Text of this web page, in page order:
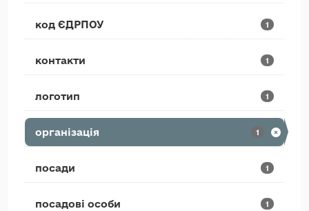
код ЄДРПОУ 1
контакти 1
логотип 1
організація 1
посади 1
посадові особи 1